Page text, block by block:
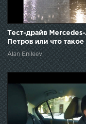
Тест-драйв Mercedes-
Петров или что
Alan Enileev